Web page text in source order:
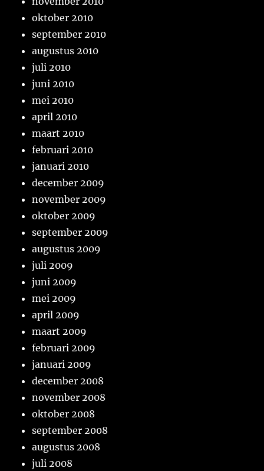
oktober 2010
september 2010
augustus 2010
juli 2010
juni 2010
mei 2010
april 2010
maart 2010
februari 2010
januari 2010
december 2009
november 2009
oktober 2009
september 2009
augustus 2009
juli 2009
juni 2009
mei 2009
april 2009
maart 2009
februari 2009
januari 2009
december 2008
november 2008
oktober 2008
september 2008
augustus 2008
juli 2008